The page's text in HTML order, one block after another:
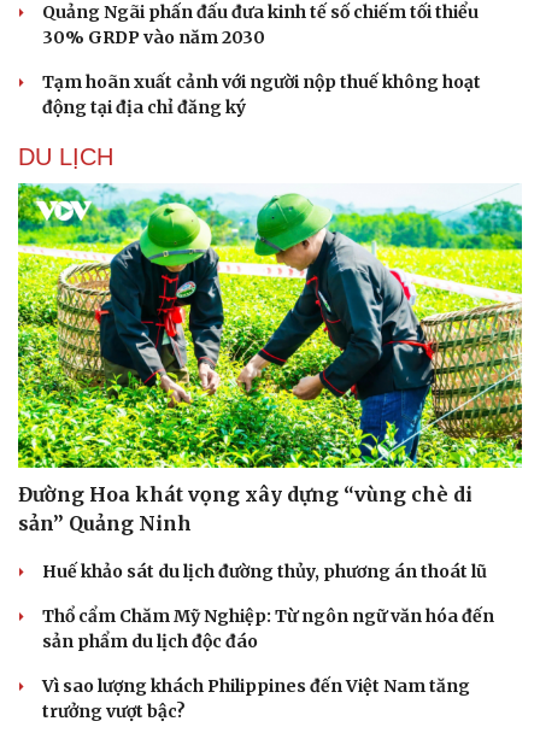
Sức khỏe
Quảng Ngãi phấn đấu đưa kinh tế số chiếm tối thiểu
30% GRDP vào năm 2030
Tạm hoãn xuất cảnh với người nộp thuế không hoạt
động tại địa chỉ đăng ký
DU LỊCH
Đường Hoa khát vọng xây dựng “vùng chè di
sản” Quảng Ninh
Huế khảo sát du lịch đường thủy, phương án thoát lũ
Thổ cẩm Chăm Mỹ Nghiệp: Từ ngôn ngữ văn hóa đến
sản phẩm du lịch độc đáo
Vì sao lượng khách Philippines đến Việt Nam tăng
trưởng vượt bậc?